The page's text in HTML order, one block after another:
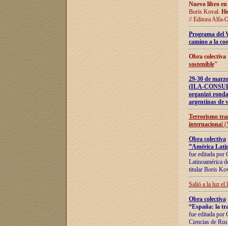
Nuevo libro
Boris Koval.
// Editora Alfa-
Programa del
camino a la
Obra
sostenible"
29-30 de
(ILA-
organizó
argentinas de
Terrorismo
internacional
Obra colectiva
”América
fue editada por
Latinoamérica
titular Boris
Salió a la luz el
Obra colectiva
“España: la
fue editada por
Ciencias de